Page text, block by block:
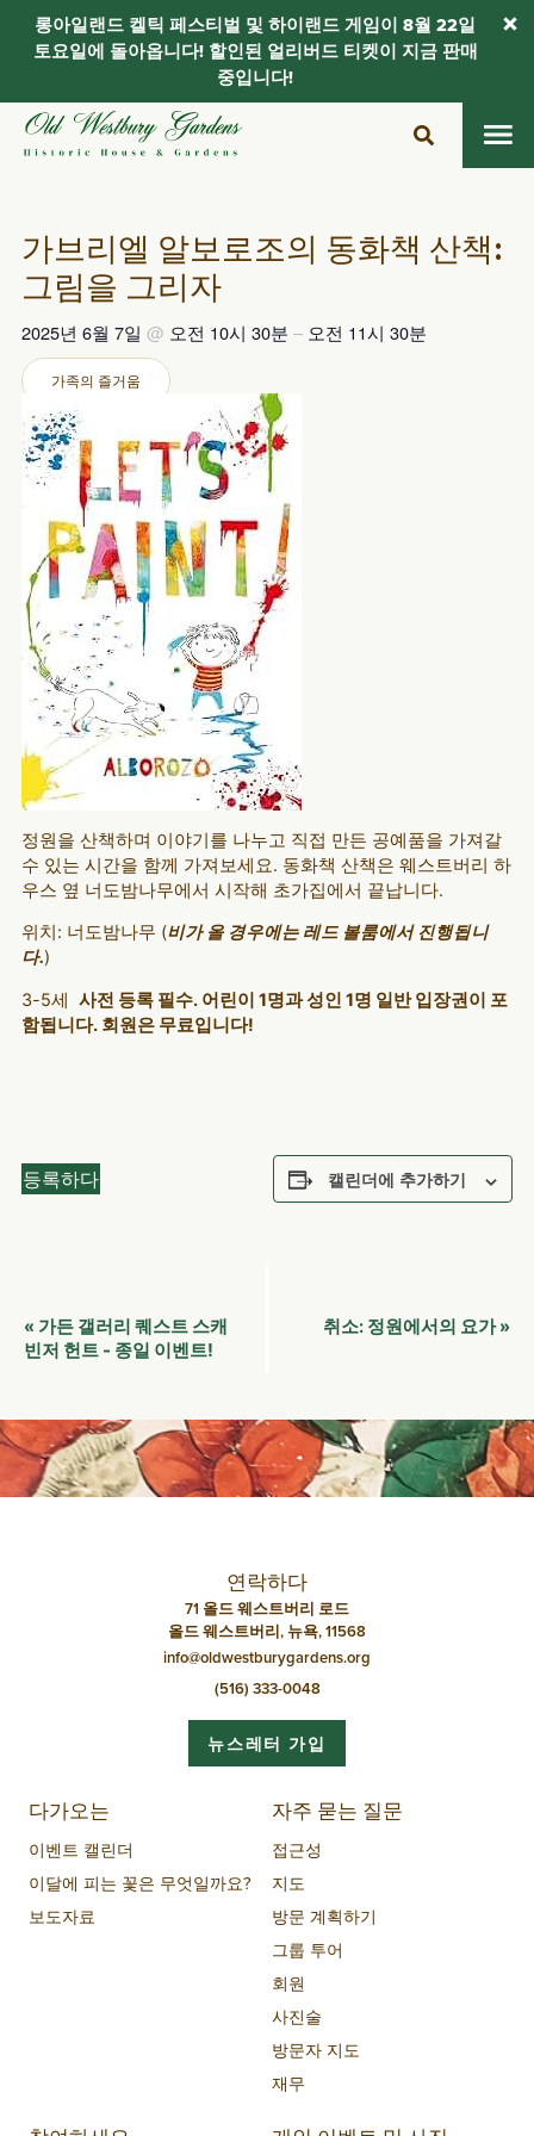
가브리엘 알보로조의 동화책 산책:
그림을 그리자
2025년 6월 7일 @ 오전 10시 30분 – 오전 11시 30분
가족의 즐거움
정원을 산책하며 이야기를 나누고 직접 만든 공예품을 가져갈
수 있는 시간을 함께 가져보세요. 동화책 산책은 웨스트버리 하
우스 옆 너도밤나무에서 시작해 초가집에서 끝납니다.
위치: 너도밤나무 (비가 올 경우에는 레드 볼룸에서 진행됩니
다.)
3-5세 사전 등록 필수. 어린이 1명과 성인 1명 일반 입장권이 포
함됩니다. 회원은 무료입니다!
등록하다 캘린더에 추가하기
이
벤
네
비
게
« 가든 갤러리 퀘스트 스캐
빈저 헌트 - 종일 이벤트!
취소: 정원에서의 요가»
연락하다
71 올드 웨스트버리 로드
올드 웨스트버리, 뉴욕, 11568
info@oldwestburygardens.org
(516) 333-0048
뉴스레터 가입
다가오는
이벤트 캘린더
이달에 피는 꽃은 무엇일까요?
보도자료
자주 묻는 질문
접근성
지도
방문 계획하기
그룹 투어
회원
사진술
방문자 지도
재무
롱아일랜드 켈틱 페스티벌 및 하이랜드 게임이 8월 22일
토요일에 돌아옵니다! 할인된 얼리버드 티켓이 지금 판매
중입니다!